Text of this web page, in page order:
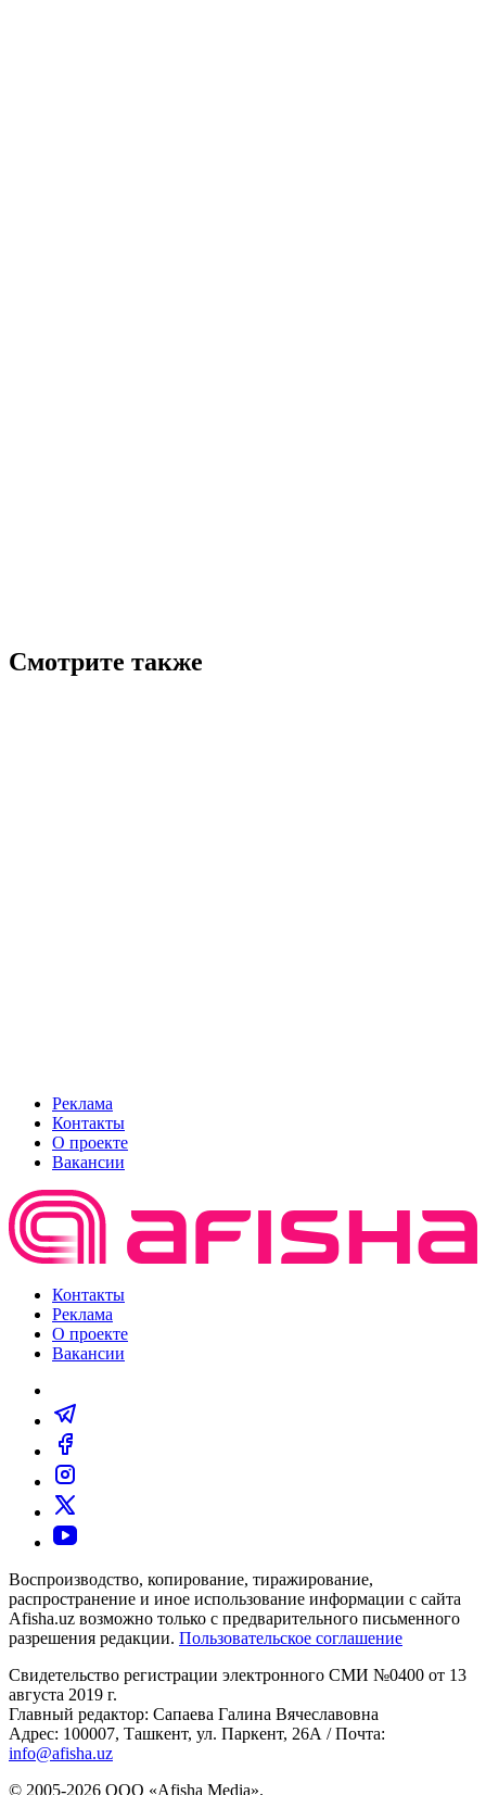
Смотрите также
Реклама
Контакты
О проекте
Вакансии
Контакты
Реклама
О проекте
Вакансии
Воспроизводство, копирование, тиражирование,
распространение и иное использование информации с сайта
Afisha.uz возможно только с предварительного письменного
разрешения редакции. Пользовательское соглашение
Свидетельство регистрации электронного СМИ №0400 от 13
августа 2019 г.
Главный редактор: Сапаева Галина Вячеславовна
Адрес: 100007, Ташкент, ул. Паркент, 26А / Почта:
info@afisha.uz
© 2005-2026 ООО «Afisha Media».